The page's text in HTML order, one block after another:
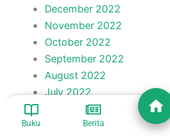
December 2022
November 2022
October 2022
September 2022
August 2022
July 2022
June 2022
May 2022
Buku Berita